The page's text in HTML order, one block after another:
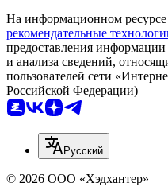
На информационном ресурсе
рекомендательные
предоставления информации
и анализа сведений,
пользователей сети
Российской Федерации)
Русский
© 2026 ООО «Хэдхантер»